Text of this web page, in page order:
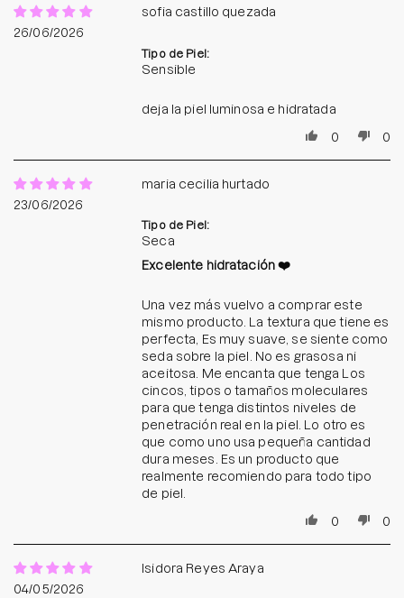
26/06/2026
sofia castillo quezada
Tipo de Piel:
Sensible
deja la piel luminosa e hidratada
0
0
23/06/2026
maria cecilia hurtado
Tipo de Piel:
Seca
Excelente hidratación ❤️
Una vez más vuelvo a comprar este
mismo producto. La textura que tiene es
perfecta, Es muy suave, se siente como
seda sobre la piel. No es grasosa ni
aceitosa. Me encanta que tenga Los
cincos, tipos o tamaños moleculares
para que tenga distintos niveles de
penetración real en la piel. Lo otro es
que como uno usa pequeña cantidad
dura meses. Es un producto que
realmente recomiendo para todo tipo
de piel.
0
0
04/05/2026
Isidora Reyes Araya